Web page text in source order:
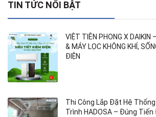
TIN TỨC NỔI BẬT
VIỆT TIÊN PHONG X DAIKIN
& MÁY LỌC KHÔNG KHÍ,
ĐIỆN
Thi Công Lắp Đặt Hệ
Trình HADOSA – Đúng